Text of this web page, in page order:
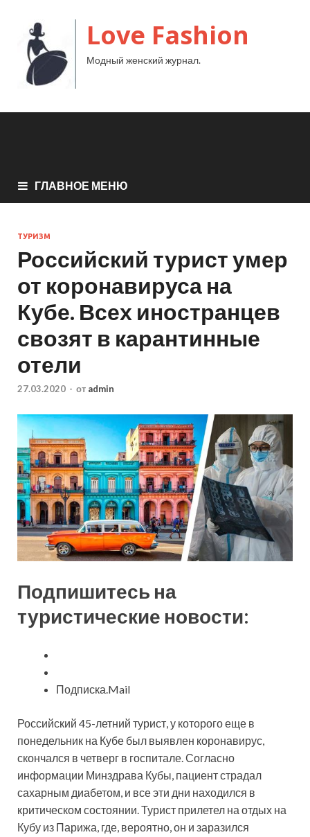
Love Fashion
Модный женский журнал.
ГЛАВНОЕ МЕНЮ
ТУРИЗМ
Российский турист умер
от коронавируса на
Кубе. Всех иностранцев
свозят в карантинные
отели
27.03.2020 - от admin
Подпишитесь на
туристические новости:
Подписка.Mail
Российский 45-летний турист, у которого еще в
понедельник на Кубе был выявлен коронавирус,
скончался в четверг в госпитале. Согласно
информации Минздрава Кубы, пациент страдал
сахарным диабетом, и все эти дни находился в
критическом состоянии. Турист прилетел на отдых на
Кубу из Парижа, где, вероятно, он и заразился